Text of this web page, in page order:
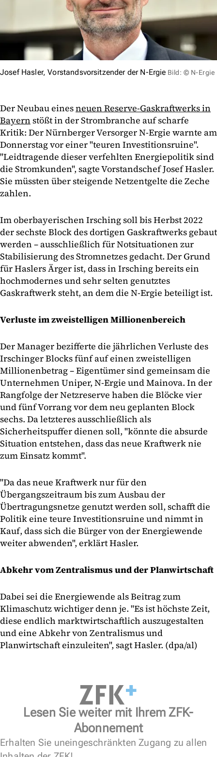
Josef Hasler, Vorstandsvorsitzender der N-Ergie Bild: © N-Ergie
Der Neubau einesneuen Reserve-Gaskraftwerks in
Bayern stößt in der Strombranche auf scharfe
Kritik: Der Nürnberger Versorger N-Ergie warnte am
Donnerstag vor einer "teuren Investitionsruine".
"Leidtragende dieser verfehlten Energiepolitik sind
die Stromkunden", sagte Vorstandschef Josef Hasler.
Sie müssten über steigende Netzentgelte die Zeche
zahlen.
Im oberbayerischen Irsching soll bis Herbst 2022
der sechste Block des dortigen Gaskraftwerks gebaut
werden – ausschließlich für Notsituationen zur
Stabilisierung des Stromnetzes gedacht. Der Grund
für Haslers Ärger ist, dass in Irsching bereits ein
hochmodernes und sehr selten genutztes
Gaskraftwerk steht, an dem die N-Ergie beteiligt ist.
Verluste im zweistelligen Millionenbereich
Der Manager bezifferte die jährlichen Verluste des
Irschinger Blocks fünf auf einen zweistelligen
Millionenbetrag – Eigentümer sind gemeinsam die
Unternehmen Uniper, N-Ergie und Mainova. In der
Rangfolge der Netzreserve haben die Blöcke vier
und fünf Vorrang vor dem neu geplanten Block
sechs. Da letzteres ausschließlich als
Sicherheitspuffer dienen soll, "könnte die absurde
Situation entstehen, dass das neue Kraftwerk nie
zum Einsatz kommt".
"Da das neue Kraftwerk nur für den
Übergangszeitraum bis zum Ausbau der
Übertragungsnetze genutzt werden soll, schafft die
Politik eine teure Investitionsruine und nimmt in
Kauf, dass sich die Bürger von der Energiewende
weiter abwenden", erklärt Hasler.
Abkehr vom Zentralismus und der Planwirtschaft
Dabei sei die Energiewende als Beitrag zum
Klimaschutz wichtiger denn je. "Es ist höchste Zeit,
diese endlich marktwirtschaftlich auszugestalten
und eine Abkehr von Zentralismus und
Planwirtschaft einzuleiten", sagt Hasler. (dpa/al)
Lesen Sie weiter mit Ihrem ZFK-
Abonnement
Erhalten Sie uneingeschränkten Zugang zu allen